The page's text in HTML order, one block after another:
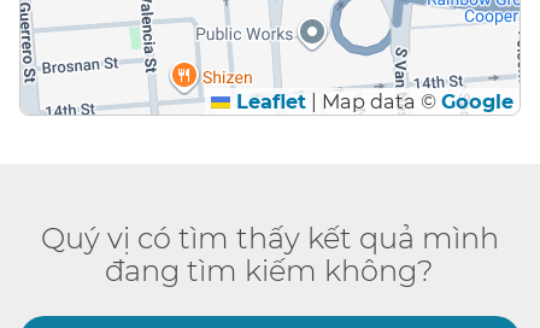
Leaflet Map data © Google
Quý vị có tìm thấy kết quả mình
đang tìm kiếm không?​​